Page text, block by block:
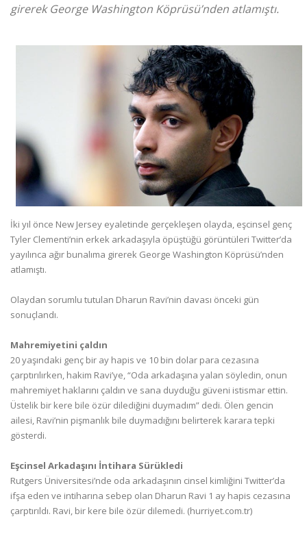
girerek George Washington Köprüsü’nden atlamıştı.
İki yıl önce New Jersey eyaletinde gerçekleşen olayda, eşcinsel genç
Tyler Clementi’nin erkek arkadaşıyla öpüştüğü görüntüleri Twitter’da
yayılınca ağır bunalıma girerek George Washington Köprüsü’nden
atlamıştı.
Olaydan sorumlu tutulan Dharun Ravi’nin davası önceki gün
sonuçlandı.
Mahremiyetini çaldın
20 yaşındaki genç bir ay hapis ve 10 bin dolar para cezasına
çarptırılırken, hakim Ravi’ye, “Oda arkadaşına yalan söyledin, onun
mahremiyet haklarını çaldın ve sana duyduğu güveni istismar ettin.
Üstelik bir kere bile özür dilediğini duymadım” dedi. Ölen gencin
ailesi, Ravi’nin pişmanlık bile duymadığını belirterek karara tepki
gösterdi.
Eşcinsel Arkadaşını İntihara Sürükledi
Rutgers Üniversitesi’nde oda arkadaşının cinsel kimliğini Twitter’da
ifşa eden ve intiharına sebep olan Dharun Ravi 1 ay hapis cezasına
çarptırıldı. Ravi, bir kere bile özür dilemedi. (hurriyet.com.tr)